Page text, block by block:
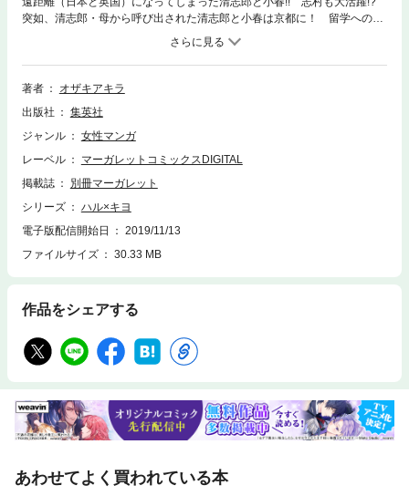
突如、清志郎・母から呼び出された清志郎と小春は京都に！ 留学へのや
る気を疑う母に対抗するため、清志郎は英国へ。いきなり遠恋になってし
まったふたり。清志郎と小春の関係はどうなるのか!? 感動のフィナーレ
をお見逃し無く！
著者
オザキアキラ
出版社
集英社
ジャンル
女性マンガ
レーベル
マーガレットコミックスDIGITAL
掲載誌
別冊マーガレット
シリーズ
ハル×キヨ
電子版配信開始日
2019/11/13
ファイルサイズ
30.33 MB
作品をシェアする
あわせてよく買われている本